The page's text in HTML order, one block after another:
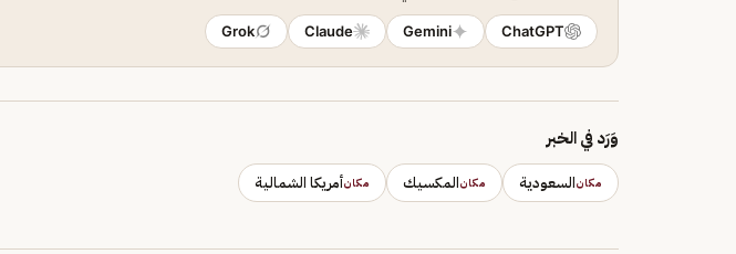
ChatGPT
Gemini
Claude
Grok
وَرَد في الخبر
مكانالسعودية مكانالمكسيك مكانأمريكا الشمالية